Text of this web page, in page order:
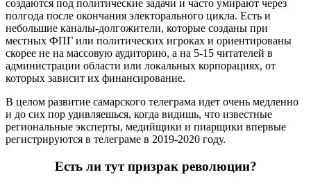
создаются под политические задачи и часто умирают через
полгода после окончания электорального цикла. Есть и
небольшие каналы-долгожители, которые созданы при
местных ФПГ или политических игроках и ориентированы
скорее не на массовую аудиторию, а на 5-15 читателей в
администрации области или локальных корпорациях, от
которых зависит их финансирование.
В целом развитие самарского телеграма идет очень медленно
и до сих пор удивляешься, когда видишь, что известные
региональные эксперты, медийщики и пиарщики впервые
регистрируются в телеграме в 2019-2020 году.
Есть ли тут призрак революции?